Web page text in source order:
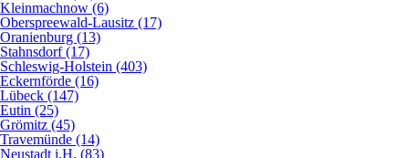
Kleinmachnow (6)
Oberspreewald-Lausitz (17)
Oranienburg (13)
Stahnsdorf (17)
Schleswig-Holstein (403)
Eckernförde (16)
Lübeck (147)
Eutin (25)
Grömitz (45)
Travemünde (14)
Neustadt i.H. (83)